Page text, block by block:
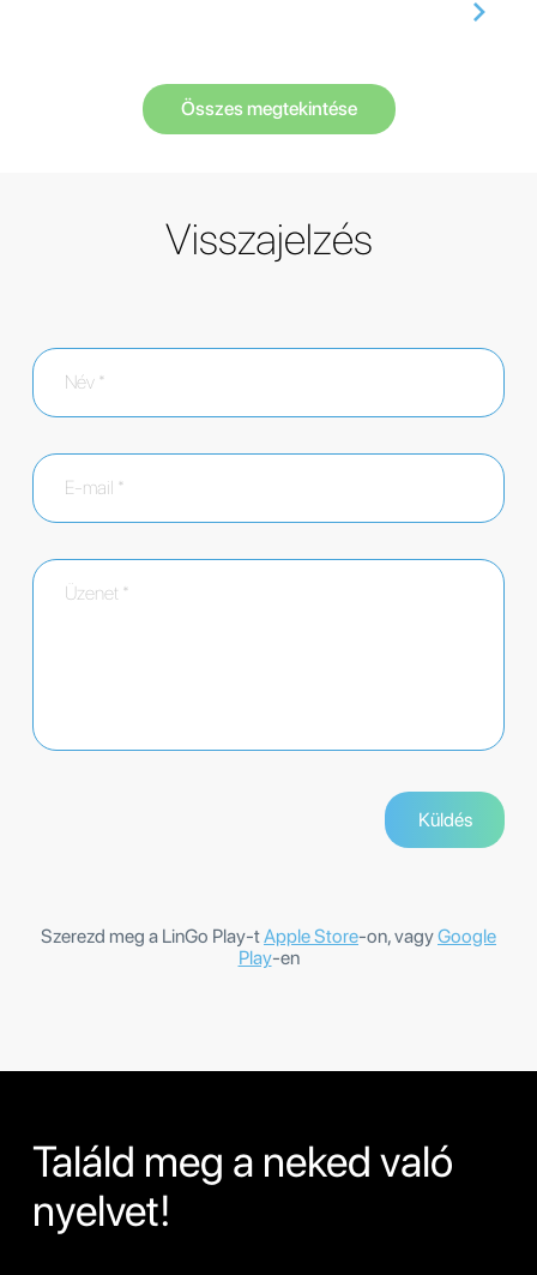
Összes megtekintése
Visszajelzés
Szerezd meg a LinGo Play-tApple Store-on, vagyGoogle
Play-en
Találd meg a neked való
nyelvet!